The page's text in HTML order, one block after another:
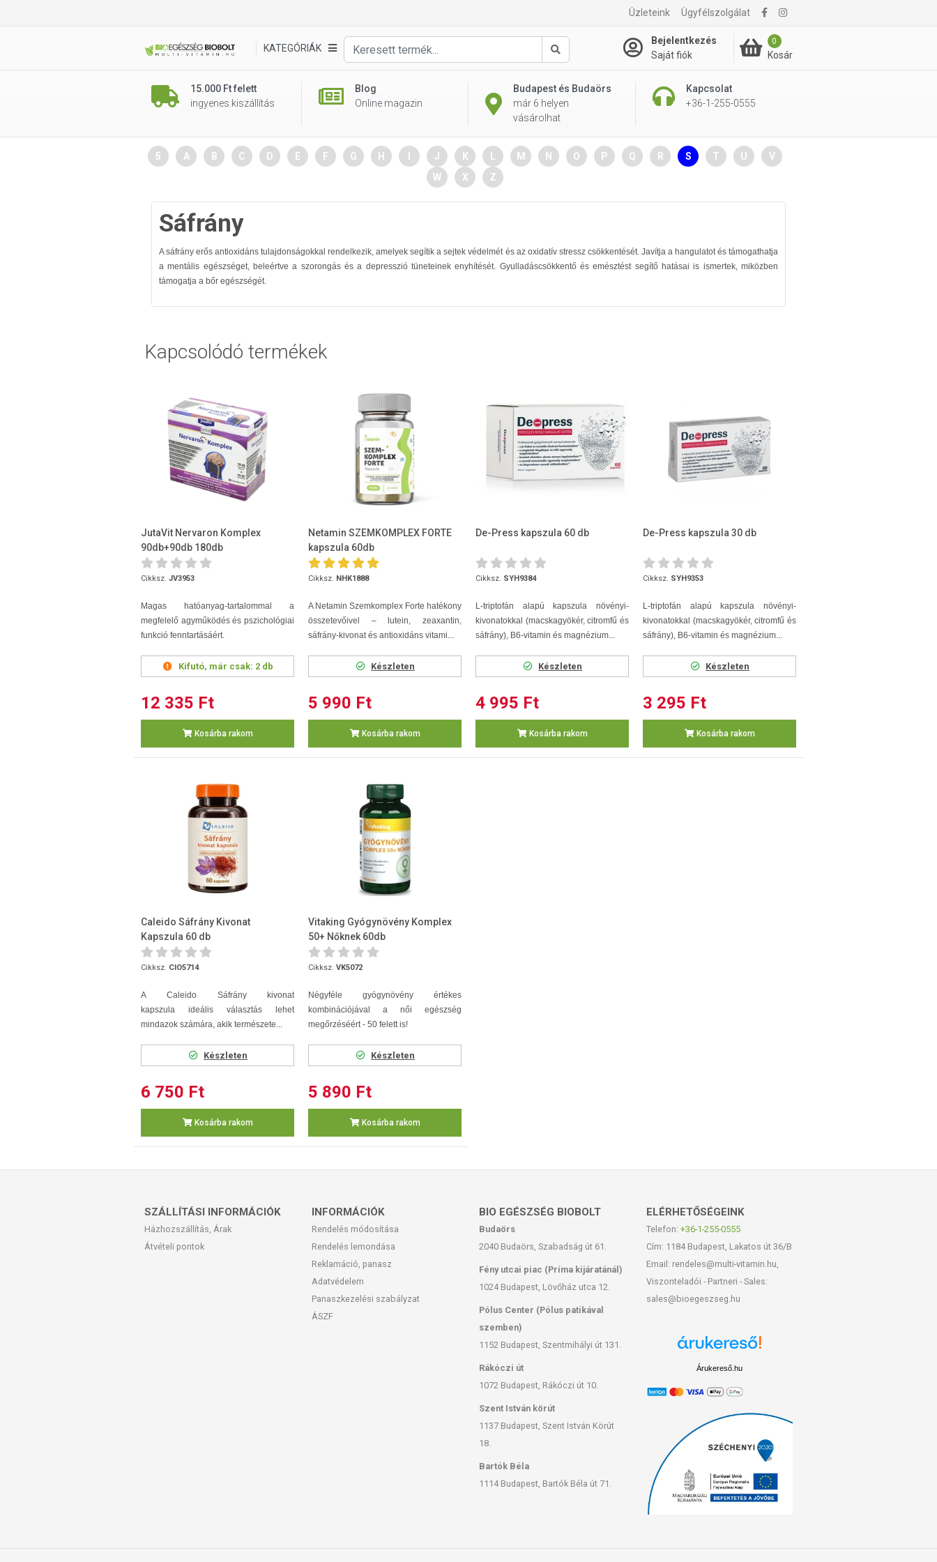
Üzleteink Ügyfélszolgálat
KATEGÓRIÁK
Keresés
Bejelentkezés
Saját fiók
0
Kosár
15.000 Ft felett
ingyenes kiszállítás
Blog
Online magazin
Budapest és Budaörs
már 6 helyen
vásárolhat
Kapcsolat
+36-1-255-0555
5 A B C D E F G H J K M N O P Q R S T U
V
W
X Z
Sáfrány
A sáfrány erős antioxidáns tulajdonságokkal rendelkezik, amelyek segítik a sejtek védelmét és az oxidatív stressz csökkentését. Javítja a hangulatot és támogathatja
a mentális egészséget, beleértve a szorongás és a depresszió tüneteinek enyhítését. Gyulladáscsökkentő és emésztést segítő hatásai is ismertek, miközben
támogatja a bőr egészségét.
Kapcsolódó termékek
JutaVit Nervaron Komplex
90db+90db 180db
Cikksz. JV3953
Magas hatóanyag-tartalommal a
megfelelő agyműködés és pszichológiai
funkció fenntartásáért.
Kifutó, már csak: 2 db
12 335 Ft
Kosárba rakom
Netamin SZEMKOMPLEX FORTE
kapszula 60db
Cikksz. NHK1888
A Netamin Szemkomplex Forte hatékony
összetevőivel – lutein, zeaxantin,
sáfrány-kivonat és antioxidáns vitami...
Készleten
5 990 Ft
Kosárba rakom
De-Press kapszula 60 db
Cikksz. SYH9384
L-triptofán alapú kapszula növényi-
kivonatokkal (macskagyökér, citromfű és
sáfrány), B6-vitamin és magnézium...
Készleten
4 995 Ft
Kosárba rakom
De-Press kapszula 30 db
Cikksz. SYH9353
L-triptofán alapú kapszula növényi-
kivonatokkal (macskagyökér, citromfű és
sáfrány), B6-vitamin és magnézium...
Készleten
3 295 Ft
Kosárba rakom
Caleido Sáfrány Kivonat
Kapszula 60 db
Cikksz. CIO5714
A Caleido Sáfrány kivonat
kapszula ideális választás lehet
mindazok számára, akik természete...
Készleten
6 750 Ft
Kosárba rakom
Vitaking Gyógynövény Komplex
50+ Nőknek 60db
Cikksz. VK5072
Négyféle gyógynövény értékes
kombinációjával a női egészség
megőrzéséért - 50 felett is!
Készleten
5 890 Ft
Kosárba rakom
SZÁLLÍTÁSI INFORMÁCIÓK
Házhozszállítás, Árak
Átvételi pontok
INFORMÁCIÓK
Rendelés módosítása
Rendelés lemondása
Reklamáció, panasz
Adatvédelem
Panaszkezelési szabályzat
ÁSZF
BIO EGÉSZSÉG BIOBOLT
Budaörs
2040 Budaörs, Szabadság út 61.
Fény utcai piac (Príma kijáratánál)
1024 Budapest, Lövőház utca 12.
Pólus Center (Pólus patikával
szemben)
1152 Budapest, Szentmihályi út 131.
Rákóczi út
1072 Budapest, Rákóczi út 10.
Szent István körút
1137 Budapest, Szent István Körút
18.
Bartók Béla
1114 Budapest, Bartók Béla út 71.
ELÉRHETŐSÉGEINK
Telefon: +36-1-255-0555
Cím: 1184 Budapest, Lakatos út 36/B
Email: rendeles@multi-vitamin.hu,
Viszonteladói - Partneri - Sales:
sales@bioegeszseg.hu
Árukereső.hu